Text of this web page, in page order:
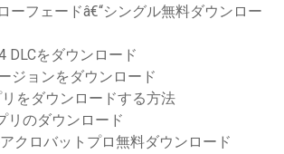
ーフェードâ€“シングル無料ダウンロー
DLCをダウンロード
ジョンをダウンロード
をダウンロードする方法
リのダウンロード
クロバットプロ無料ダウンロード